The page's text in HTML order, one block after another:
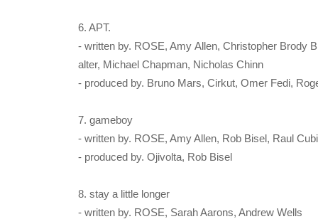
6. APT.
- written by. ROSE, Amy Allen, Christopher Brody
alter, Michael Chapman, Nicholas Chinn
- produced by. Bruno Mars, Cirkut, Omer Fedi,
7. gameboy
- written by. ROSE, Amy Allen, Rob Bisel, Raul
- produced by. Ojivolta, Rob Bisel
8. stay a little longer
- written by. ROSE, Sarah Aarons, Andrew Wells